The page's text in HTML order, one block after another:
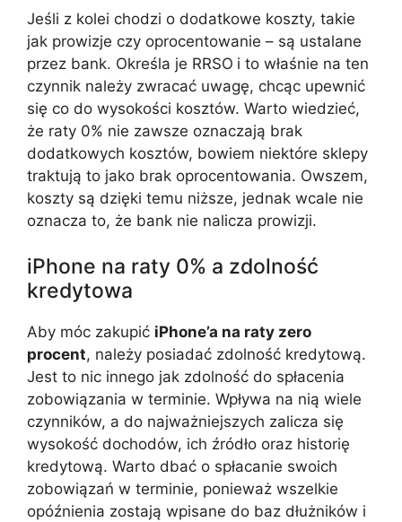
Jeśli z kolei chodzi o dodatkowe koszty, takie
jak prowizje czy oprocentowanie – są ustalane
przez bank. Określa je RRSO i to właśnie na ten
czynnik należy zwracać uwagę, chcąc upewnić
się co do wysokości kosztów. Warto wiedzieć,
że raty 0% nie zawsze oznaczają brak
dodatkowych kosztów, bowiem niektóre sklepy
traktują to jako brak oprocentowania. Owszem,
koszty są dzięki temu niższe, jednak wcale nie
oznacza to, że bank nie nalicza prowizji.
iPhone na raty 0% a zdolność
kredytowa
Aby móc zakupić iPhone’a na raty zero
procent, należy posiadać zdolność kredytową.
Jest to nic innego jak zdolność do spłacenia
zobowiązania w terminie. Wpływa na nią wiele
czynników, a do najważniejszych zalicza się
wysokość dochodów, ich źródło oraz historię
kredytową. Warto dbać o spłacanie swoich
zobowiązań w terminie, ponieważ wszelkie
opóźnienia zostają wpisane do baz dłużników i